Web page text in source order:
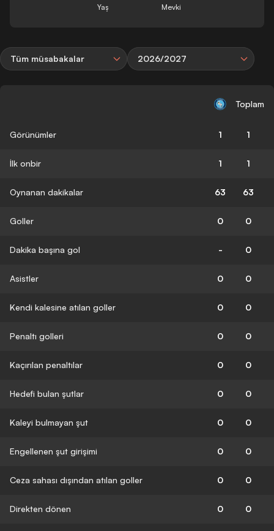
Yaş Mevki
Tüm müsabakalar 2026/2027
Toplam
Görünümler 1 1
İlk onbir 1 1
Oynanan dakikalar 63 63
Goller 0 0
Dakika başına gol - 0
Asistler 0 0
Kendi kalesine atılan goller 0 0
Penaltı golleri 0 0
Kaçırılan penaltılar 0 0
Hedefi bulan şutlar 0 0
Kaleyi bulmayan şut 0 0
Engellenen şut girişimi 0 0
Ceza sahası dışından atılan goller 0 0
Direkten dönen 0 0